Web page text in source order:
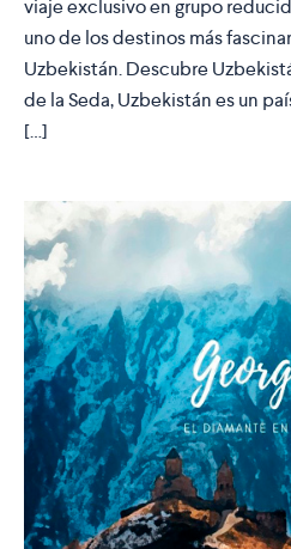
viaje exclusivo en grupo
uno de los destinos más
Uzbekistán. Descubre
de la Seda, Uzbekistán es un
[…]